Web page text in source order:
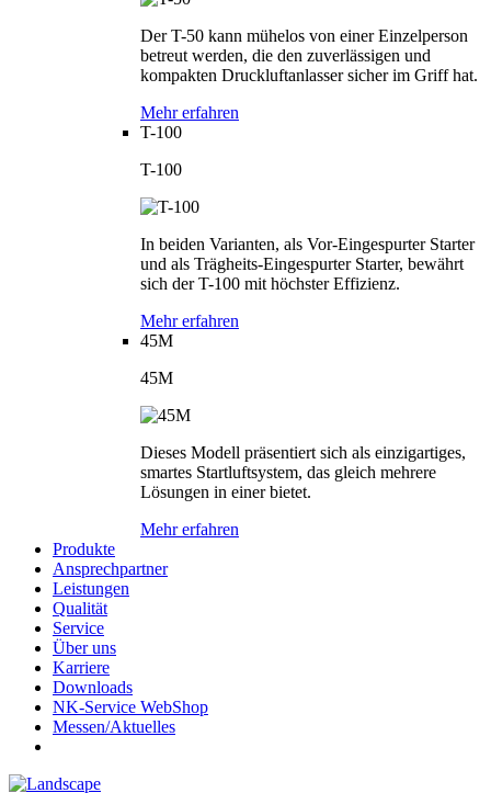
Der T-50 kann mühelos von einer Einzelperson
betreut werden, die den zuverlässigen und
kompakten Druckluftanlasser sicher im Griff hat.
Mehr erfahren
T-100
T-100
In beiden Varianten, als Vor-Eingespurter Starter
und als Trägheits-Eingespurter Starter, bewährt
sich der T-100 mit höchster Effizienz.
Mehr erfahren
45M
45M
Dieses Modell präsentiert sich als einzigartiges,
smartes Startluftsystem, das gleich mehrere
Lösungen in einer bietet.
Mehr erfahren
Produkte
Ansprechpartner
Leistungen
Qualität
Service
Über uns
Karriere
Downloads
NK-Service WebShop
Messen/Aktuelles